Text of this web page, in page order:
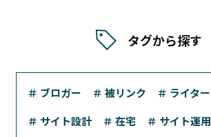
タグから探す
＃ ブロガー ＃ 被リンク
＃ ライター
＃ サイト設計
＃ 在宅
＃ サイト運用